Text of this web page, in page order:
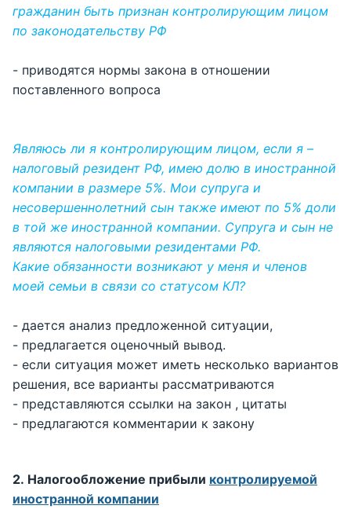
гражданин быть признан контролирующим лицом
по законодательству РФ
- приводятся нормы закона в отношении
поставленного вопроса
Являюсь ли я контролирующим лицом, если я –
налоговый резидент РФ, имею долю в иностранной
компании в размере 5%. Мои супруга и
несовершеннолетний сын также имеют по 5% доли
в той же иностранной компании. Супруга и сын не
являются налоговыми резидентами РФ.
Какие обязанности возникают у меня и членов
моей семьи в связи со статусом КЛ?
- дается анализ предложенной ситуации,
- предлагается оценочный вывод.
- если ситуация может иметь несколько вариантов
решения, все варианты рассматриваются
- представляются ссылки на закон , цитаты
- предлагаются комментарии к закону
2. Налогообложение прибыли контролируемой
иностранной компании